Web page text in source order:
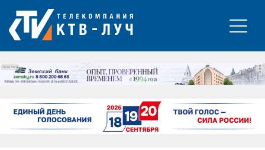
РЕКЛАМА